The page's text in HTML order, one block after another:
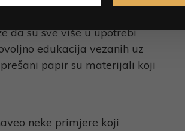
da su sve više u upotrebi
edukacija vezanih uz
papir su materijali koji
neke primjere koji